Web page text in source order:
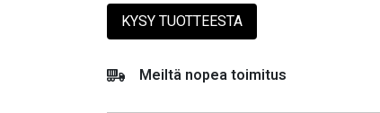
KYSY TUOTTEESTA
Meiltä nopea toimitus